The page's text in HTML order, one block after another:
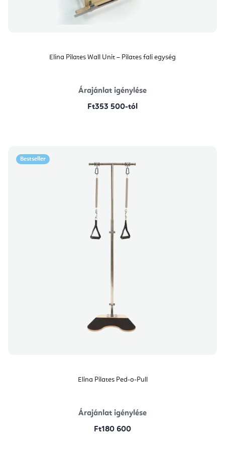
Elina Pilates Wall Unit – Pilates fali egység
Árajánlat igénylése
Ft353 500-tól
Bestseller
Elina Pilates Ped-o-Pull
Árajánlat igénylése
Ft180 600